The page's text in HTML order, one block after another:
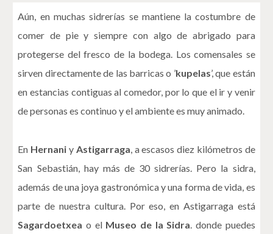
Aún, en muchas sidrerías se mantiene la costumbre de
comer de pie y siempre con algo de abrigado para
protegerse del fresco de la bodega. Los comensales se
sirven directamente de las barricas o ’kupelas’, que están
en estancias contiguas al comedor, por lo que el ir y venir
de personas es continuo y el ambiente es muy animado.
En Hernani y Astigarraga, a escasos diez kilómetros de
San Sebastián, hay más de 30 sidrerías. Pero la sidra,
además de una joya gastronómica y una forma de vida, es
parte de nuestra cultura. Por eso, en Astigarraga está
Sagardoetxeao el Museo de la Sidra. donde puedes